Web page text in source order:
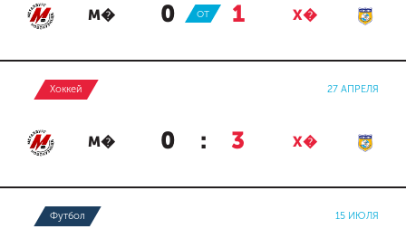
М� 0 : 1 Х�
ОТ
Хоккей 27 АПРЕЛЯ
М� 0 : 3 Х�
Футбол 15 ИЮЛЯ